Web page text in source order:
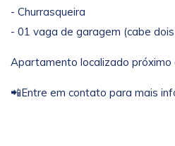
- Churrasqueira
- 01 vaga de garagem (cabe
Apartamento localizado próximo
📲Entre em contato para mais